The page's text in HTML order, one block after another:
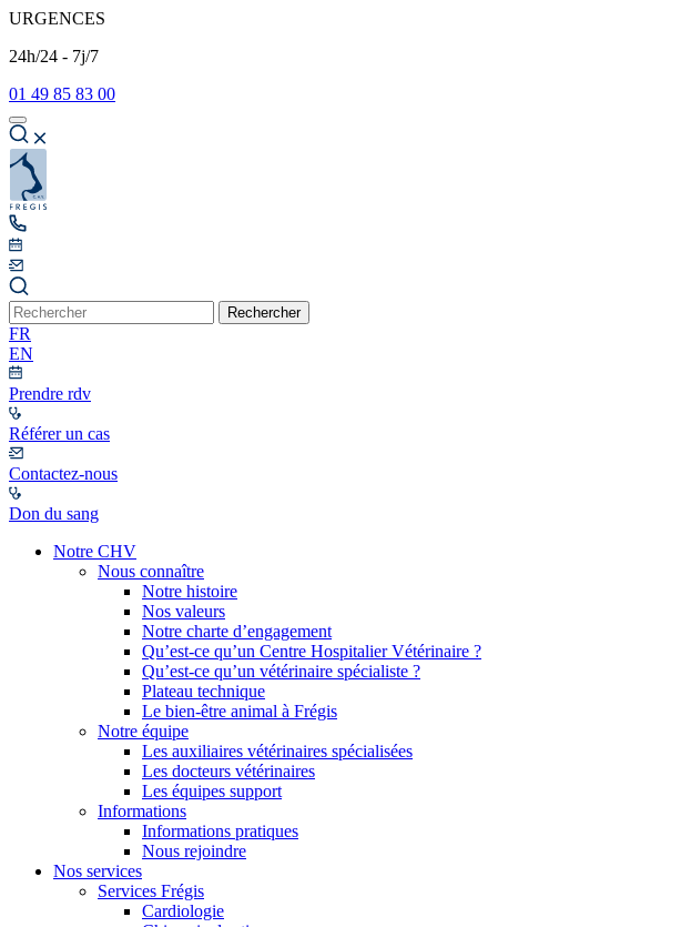
URGENCES
24h/24 - 7j/7
01 49 85 83 00
Rechercher
FR
EN
Prendre rdv
Référer un cas
Contactez-nous
Don du sang
Notre CHV
Nous connaître
Notre histoire
Nos valeurs
Notre charte d’engagement
Qu’est-ce qu’un Centre Hospitalier Vétérinaire ?
Qu’est-ce qu’un vétérinaire spécialiste ?
Plateau technique
Le bien-être animal à Frégis
Notre équipe
Les auxiliaires vétérinaires spécialisées
Les docteurs vétérinaires
Les équipes support
Informations
Informations pratiques
Nous rejoindre
Nos services
Services Frégis
Cardiologie